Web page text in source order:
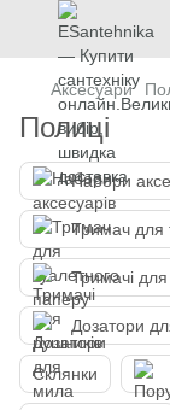
Аксесуари
Полиці
Набори
Тримач для
Тримачі
Дозатори
Склянки